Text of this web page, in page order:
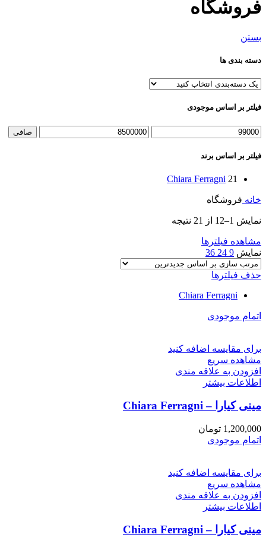
فروشگاه
بستن
دسته بندی ها
فیلتر بر اساس موجودی
حداقل
حداكثر
صافی
فیلتر بر اساس برند
Chiara Ferragni 21
خانه فروشگاه
نمایش 1–12 از 21 نتیجه
مشاهده فیلترها
نمایش 9
24
36
حذف فیلترها
Chiara Ferragni
اتمام موجودی
برای مقایسه اضافه کنید
مشاهده سریع
افزودن به علاقه مندی
اطلاعات بیشتر
مینی کیارا – Chiara Ferragni
1,200,000 تومان
اتمام موجودی
برای مقایسه اضافه کنید
مشاهده سریع
افزودن به علاقه مندی
اطلاعات بیشتر
مینی کیارا – Chiara Ferragni